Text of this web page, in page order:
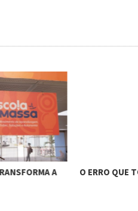
A
O ERRO QUE